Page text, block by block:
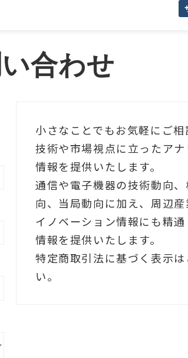
合わせ
小さなことでもお気軽にご相
技術や市場視点に立ったア
情報を提供いたします。
通信や電子機器の技術動向
向、当局動向に加え、周辺産
イノベーション情報にも精
情報を提供いたします。
特定商取引法に基づく表示は
い。